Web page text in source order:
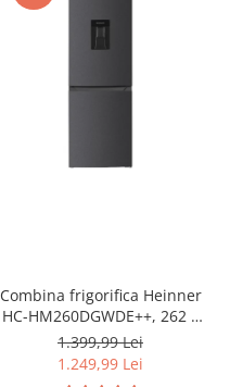
Combina frigorifica Heinner
HC-HM260DGWDE++, 262 l,
Clasa E, Dozator de apa,
Control electronic cu
1.399,99 Lei
1.249,99 Lei